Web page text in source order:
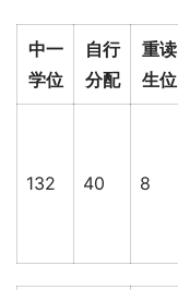
中一
学位
自行
分配
重读
生位
132 40 8